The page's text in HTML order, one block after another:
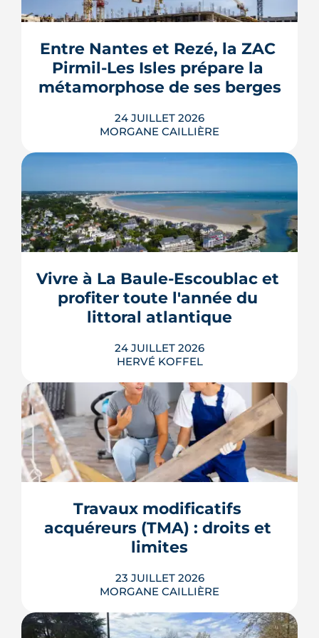
septembre 2026, sous réserve de la
publication des textes définitifs.
fenêtres, VMC, chauffe-eau
thermodynamique, chauffage au bois
et solaire thermi...
Entre Nantes et Rezé, la ZAC
Pirmil-Les Isles prépare la
métamorphose de ses berges
24 JUILLET 2026
MORGANE CAILLIÈRE
Le projet de la ZAC Pirmil-Les Isles
déploie 3 300 logements neufs entre
Rezé et Nantes, dont 55 % attribués au
en Bail Réel Solidaire.
LIRE L'ARTICLE
Vivre à La Baule-Escoublac et
profiter toute l'année du
littoral atlantique
24 JUILLET 2026
HERVÉ KOFFEL
S'installer à La Baule-Escoublac à
l'année suppose d'entrer en
concurrence avec des acheteurs qui
n'y dorment que quelques semaines.
contraintes d'urbanisme : ce que disent
les données officielles avant d'engager
un projet d'achat.
LIRE L'ARTICLE
Travaux modificatifs
acquéreurs (TMA) : droits et
limites
23 JUILLET 2026
MORGANE CAILLIÈRE